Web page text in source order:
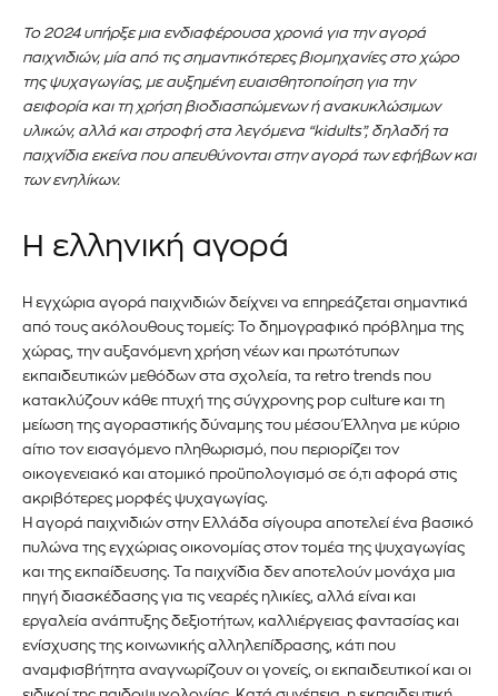
Το 2024 υπήρξε μια ενδιαφέρουσα χρονιά για την αγορά
παιχνιδιών, μία από τις σημαντικότερες βιομηχανίες στο χώρο
της ψυχαγωγίας, με αυξημένη ευαισθητοποίηση για την
αειφορία και τη χρήση βιοδιασπώμενων ή ανακυκλώσιμων
υλικών, αλλά και στροφή στα λεγόμενα “kidults”, δηλαδή τα
παιχνίδια εκείνα που απευθύνονται στην αγορά των εφήβων και
των ενηλίκων.
Η ελληνική αγορά
Η εγχώρια αγορά παιχνιδιών δείχνει να επηρεάζεται σημαντικά
από τους ακόλουθους τομείς: Το δημογραφικό πρόβλημα της
χώρας, την αυξανόμενη χρήση νέων και πρωτότυπων
εκπαιδευτικών μεθόδων στα σχολεία, τα retro trends που
κατακλύζουν κάθε πτυχή της σύγχρονης pop culture και τη
μείωση της αγοραστικής δύναμης του μέσου Έλληνα με κύριο
αίτιο τον εισαγόμενο πληθωρισμό, που περιορίζει τον
οικογενειακό και ατομικό προϋπολογισμό σε ό,τι αφορά στις
ακριβότερες μορφές ψυχαγωγίας.
Η αγορά παιχνιδιών στην Ελλάδα σίγουρα αποτελεί ένα βασικό
πυλώνα της εγχώριας οικονομίας στον τομέα της ψυχαγωγίας
και της εκπαίδευσης. Τα παιχνίδια δεν αποτελούν μονάχα μια
πηγή διασκέδασης για τις νεαρές ηλικίες, αλλά είναι και
εργαλεία ανάπτυξης δεξιοτήτων, καλλιέργειας φαντασίας και
ενίσχυσης της κοινωνικής αλληλεπίδρασης, κάτι που
αναμφισβήτητα αναγνωρίζουν οι γονείς, οι εκπαιδευτικοί και οι